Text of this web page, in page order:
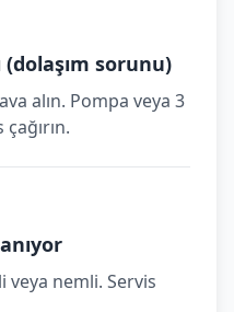
(dolaşım sorunu)
alın. Pompa veya 3
nemli. Servis